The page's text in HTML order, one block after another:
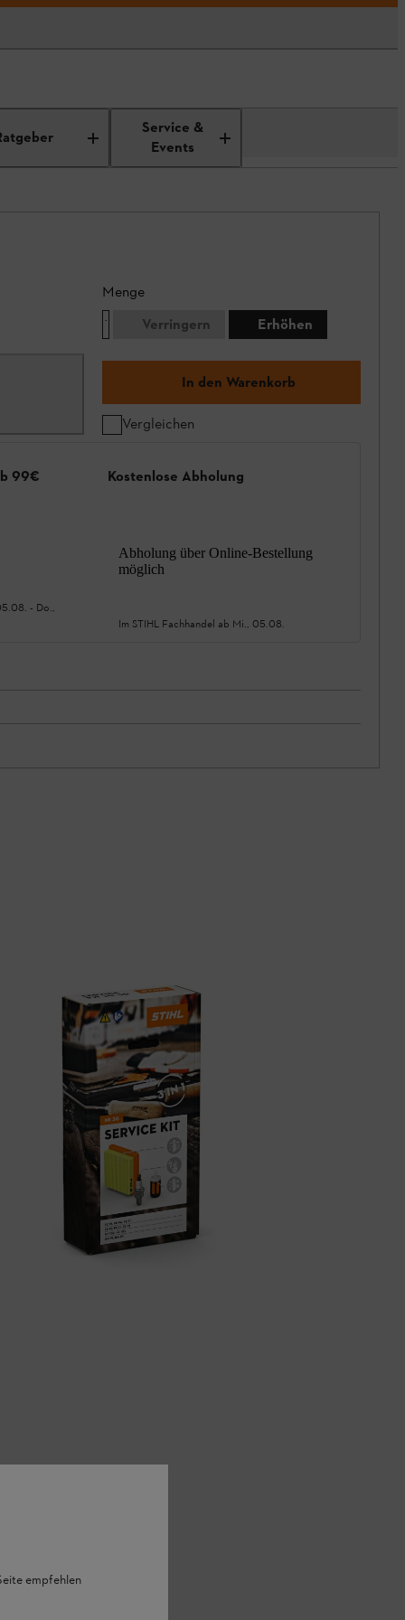
Service &
Events
Menge
Verringern
Erhöhen
In den Warenkorb
Vergleichen
99€
- Do.,
Kostenlose Abholung
Abholung über Online-Bestellung
möglich
Im STIHL Fachhandel ab Mi., 05.08.
empfehlen